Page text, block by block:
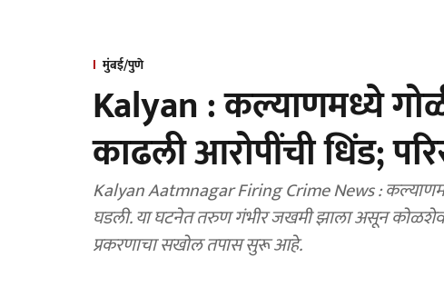
मुंबई/पुणे
Kalyan : कल्याणमध्ये
काढली आरोपींची धिंड;
Kalyan Aatmnagar Firing Crime News :
घडली. या घटनेत तरुण गंभीर जखमी झाला असून
प्रकरणाचा सखोल तपास सुरू आहे.